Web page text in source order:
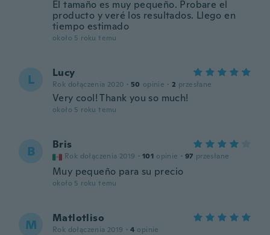
El tamaño es muy pequeño. Probare el
producto y veré los resultados. Llego en
tiempo estimado
około 5 roku temu
L Lucy
Rok dołączenia 2020 · 50 opinie · 2 przesłane
Very cool! Thank you so much!
około 5 roku temu
B Bris
Rok dołączenia 2019 · 101 opinie · 97 przesłane
Muy pequeño para su precio
około 5 roku temu
M Matlotliso
Rok dołączenia 2019 · 4 opinie